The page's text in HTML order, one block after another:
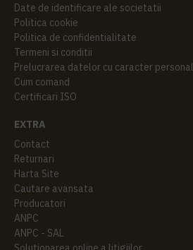
Date de identificare ale societatii
Politica cookie
Politica de confidentialitate
Termeni si conditii
Prelucrarea datelor cu caracter personal
Cum comand
Certificari ISO
EXTRA
Contact
Returnari
Harta Site
Cautare avansata
Producatori
ANPC
ANPC - SAL